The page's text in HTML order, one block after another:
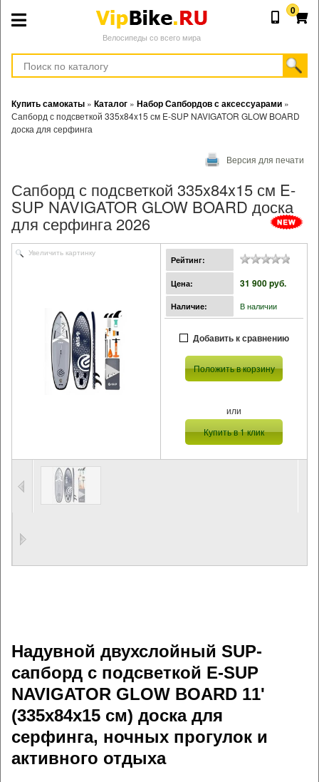
Велосипеды со всего мира
0
Купить самокаты » Каталог » Набор Сапбордов с аксессуарами »
Сапборд с подсветкой 335x84x15 см E-SUP NAVIGATOR GLOW BOARD
доска для серфинга
Версия для печати
Сапборд с подсветкой 335x84x15 см E-
SUP NAVIGATOR GLOW BOARD доска
для серфинга 2026
Увеличить картинку
Рейтинг:
Цена: 31 900 pуб.
Наличие: В наличии
Добавить к сравнению
Положить в корзину
или
Купить в 1 клик
Надувной двухслойный SUP-
сапборд с подсветкой E-SUP
NAVIGATOR GLOW BOARD 11'
(335x84x15 см) доска для
серфинга, ночных прогулок и
активного отдыха